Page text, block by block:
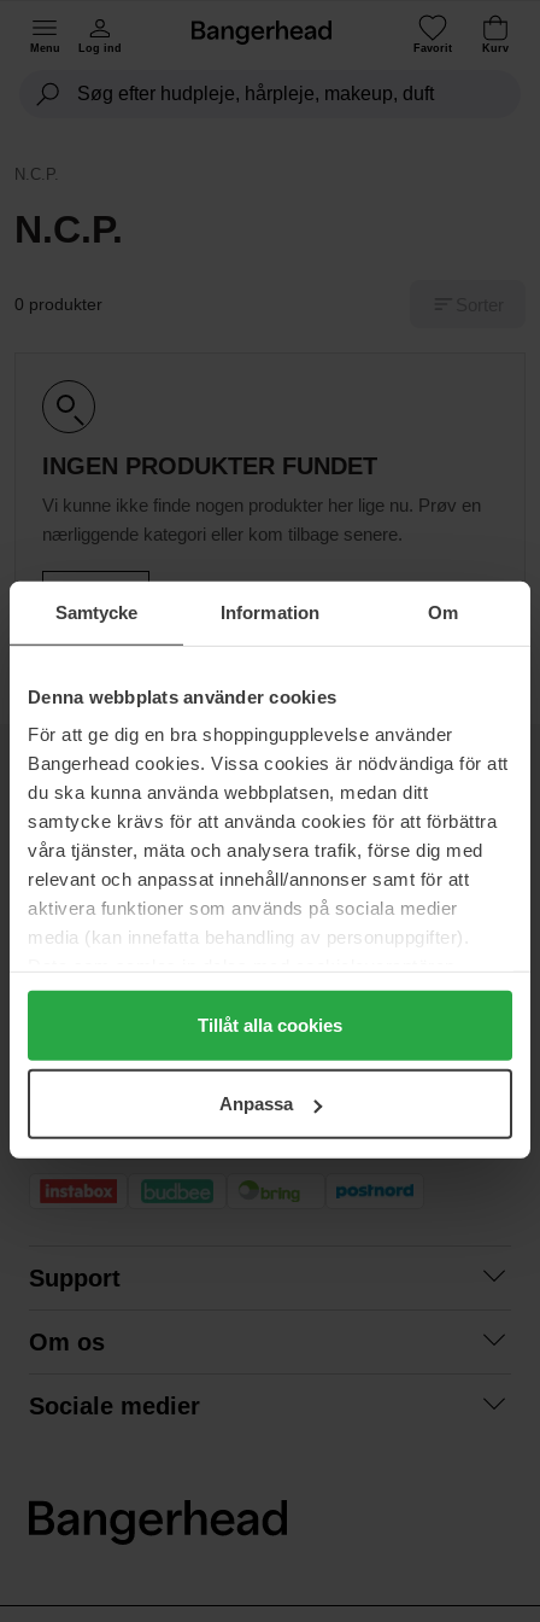
Samtycke Information Om
Denna webbplats använder cookies
För att ge dig en bra shoppingupplevelse använder
Bangerhead cookies. Vissa cookies är nödvändiga för att
du ska kunna använda webbplatsen, medan ditt
samtycke krävs för att använda cookies för att förbättra
våra tjänster, mäta och analysera trafik, förse dig med
relevant och anpassat innehåll/annonser samt för att
aktivera funktioner som används på sociala medier
media (kan innefatta behandling av personuppgifter).
Genom att trycka på "Tillåt alla cookies" accepterar du
alla cookies, medan du under "Detaljer" kan anpassa
användningen av cookies. Du kan när som helst återkalla
samt vår Integritetspolicy.
Tillåt alla cookies
Anpassa
Menu Log ind Favorit Kurv
N.C.P.
N.C.P.
0 produkter
INGEN PRODUKTER FUNDET
Vi kunne ikke finde nogen produkter her lige nu. Prøv en
nærliggende kategori eller kom tilbage senere.
NYHEDSBREV
VÆR DEN FØRSTE TIL AT VIDE DET
Vil du have de bedste beauty-nyheder direkte i din indbakke?
SIKKER BETALING
Support
Betingelser
Om os
Sociale medier
LinkedIn